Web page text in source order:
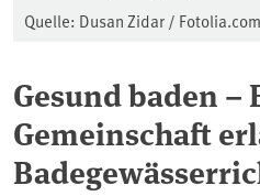
Quelle: Dusan Zidar / Fotolia.com
Gesund baden –
Gemeinschaft